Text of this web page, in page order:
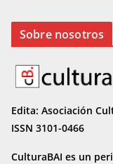
Sobre nosotros
Edita: Asociación
ISSN 3101-0466
CulturaBAI es un